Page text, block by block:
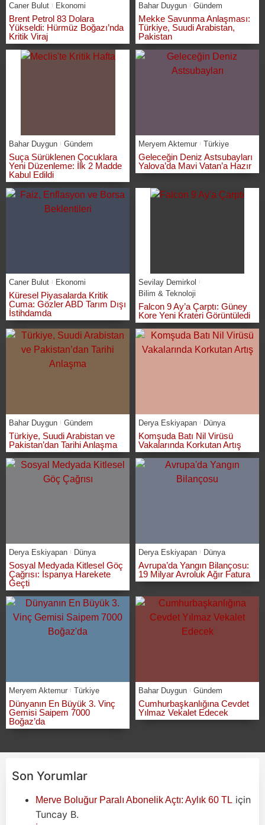
Caner Bulut Ekonomi
Brent Petrol 83 Dolara
Yükseldi: Hürmüz Boğazı’nda
Kritik Viraj
Bahar Duygun Gündem
Mekke Savunma Anlaşması:
Türkiye, Suudi Arabistan,
Pakistan
Bahar Duygun Gündem
Suça Sürüklenen Çocuklara
Yeni Düzenleme: İlk 2 Madde
Kabul Edildi
Meryem Aktemur Türkiye
Geleceğin Deniz Astsubayları
Yalova’da Mavi Vatan’a Hazır
Caner Bulut Ekonomi
Küresel Piyasalarda Kritik
Cuma: Gözler ABD Tarım Dışı
İstihdamda
Sevilay Demirkol
Bilim & Teknoloji
Falcon 9 Ay’a Çarptı: Güney
Kore Yeni Krateri Görüntüledi
Bahar Duygun Gündem
Türkiye, Suudi Arabistan ve
Pakistan’dan Tarihi Anlaşma
Derya Eskiyapan Dünya
Komşuda Batı Nil Virüsü
Vakalarında Korkutan Artış
Derya Eskiyapan Dünya
Sosyal Medyada Kitlesel Göç
Çağrısı: İspanya Harekete
Geçti
Derya Eskiyapan Dünya
Avrupa’da Yangın Bilançosu:
19 Milyar Avroluk Ağır Fatura
Meryem Aktemur Türkiye
Dünyanın En Büyük 3. Vinç
Gemisi Saipem 7000
Boğaz’da
Bahar Duygun Gündem
Cumhurbaşkanlığına Cevdet
Yılmaz Vekalet Edecek
Son Yorumlar
Merve Boluğur Paralı Abonelik Açtı: Aylık 60 TL için
Tuncay B.